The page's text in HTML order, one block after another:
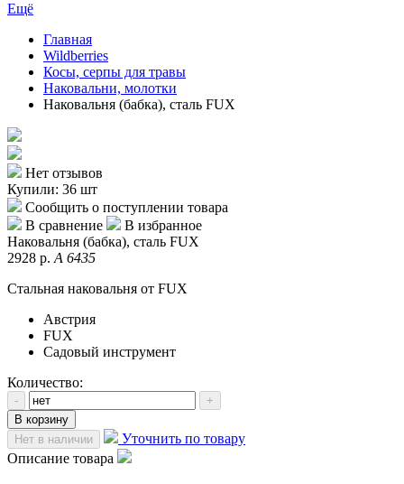
Ещё
Главная
Wildberries
Косы, серпы для травы
Наковальни, молотки
Наковальня (бабка), сталь FUX
Нет отзывов
Купили: 36 шт
Сообщить о поступлении товара
В сравнение
В избранное
Наковальня (бабка), сталь FUX
2928 р. A 6435
Стальная наковальня от FUX
Австрия
FUX
Садовый инструмент
Количество:
-
+
В корзину
Нет в наличии
Уточнить по товару
Описание товара